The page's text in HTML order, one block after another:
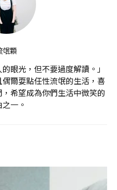
氓顆
眼光，但不要過度解讀。」
爾耍點任性流氓的生活，喜
希望成為你們生活中微笑的
一。